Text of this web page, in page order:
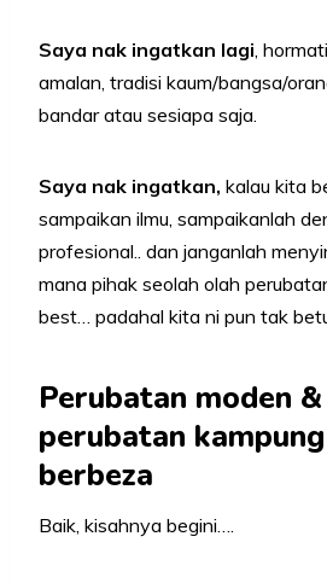
Saya nak ingatkan lagi,
amalan, tradisi kaum/bangsa/
bandar atau sesiapa saja.
Saya nak ingatkan, kalau kita
sampaikan ilmu, sampaikanlah
profesional.. dan janganlah
mana pihak seolah olah
best… padahal kita ni pun tak
Perubatan moden
perubatan
berbeza
Baik, kisahnya begini….